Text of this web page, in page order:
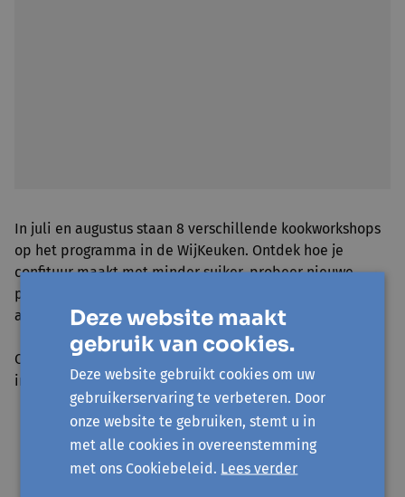
In juli en augustus staan 8 verschillende kookworkshops
op het programma in de WijKeuken. Ontdek hoe je
confituur maakt met minder suiker, probeer nieuwe
picknickgerechtjes, maak zelf verse pasta of leer snijden
als een echte kok.
Ontdek het volledige programma hieronder en schrijf je
in:
Deze website maakt
gebruik van cookies.
Deze website gebruikt cookies om uw
gebruikerservaring te verbeteren. Door
onze website te gebruiken, stemt u in
met alle cookies in overeenstemming
met ons Cookiebeleid. Lees verder